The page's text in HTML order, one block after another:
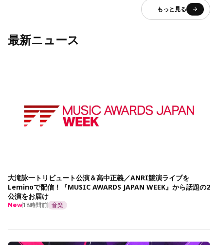
もっと見る
最新ニュース
大滝詠一トリビュート公演＆高中正義／ANRI競演ライブを
Leminoで配信！『MUSIC AWARDS JAPAN WEEK』から話題の2
公演をお届け
New18時間前 音楽